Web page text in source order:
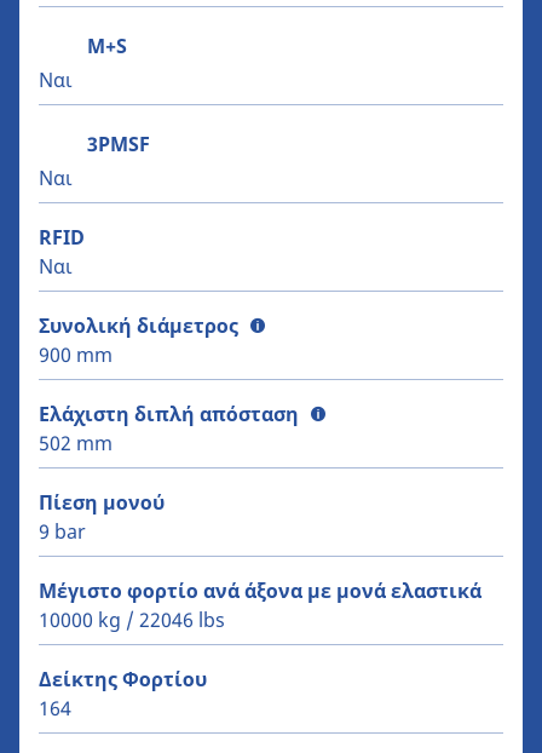
M+S
Ναι
3PMSF
Ναι
RFID
Ναι
Συνολική διάμετρος
900 mm
Ελάχιστη διπλή απόσταση
502 mm
Πίεση μονού
9 bar
Μέγιστο φορτίο ανά άξονα με μονά ελαστικά
10000 kg / 22046 lbs
Δείκτης Φορτίου
164